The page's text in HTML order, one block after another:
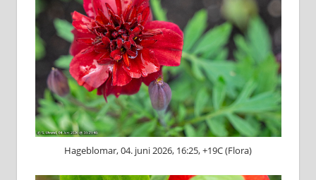
Hageblomar, 04. juni 2026, 16:25, +19C (Flora)